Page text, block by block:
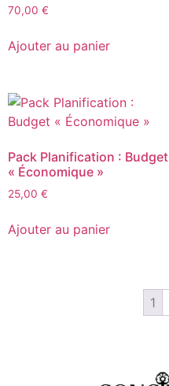
70,00 €
Ajouter au panier
Pack Planification : Budget
« Économique »
25,00 €
Ajouter au panier
1